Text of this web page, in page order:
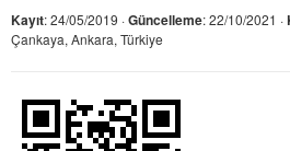
Kayıt: 24/05/2019 ·Güncelleme: 22/10/2021 ·
Çankaya, Ankara, Türkiye